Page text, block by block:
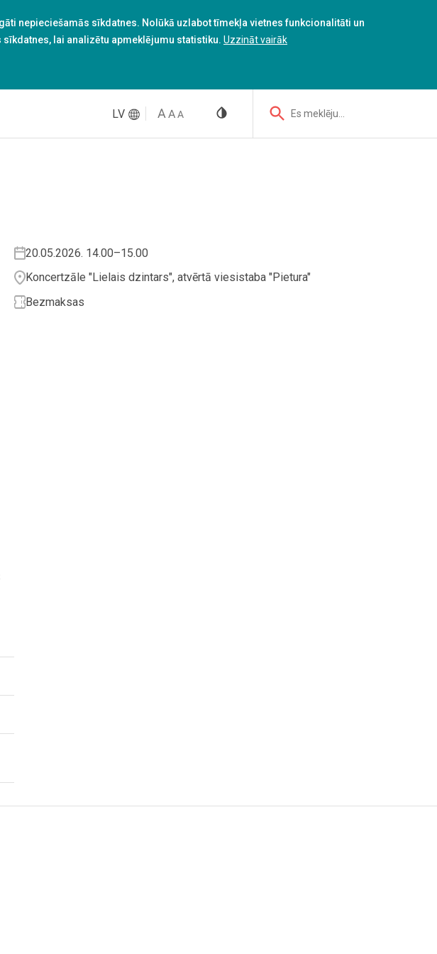
nepieciešamās sīkdatnes. Nolūkā uzlabot tīmekļa vietnes funkcionalitāti un
lai analizētu apmeklējumu statistiku. Uzzināt vairāk
LV Es meklēju...
20.05.2026. 14.00–15.00
Koncertzāle "Lielais dzintars", atvērtā viesistaba "Pietura"
Bezmaksas